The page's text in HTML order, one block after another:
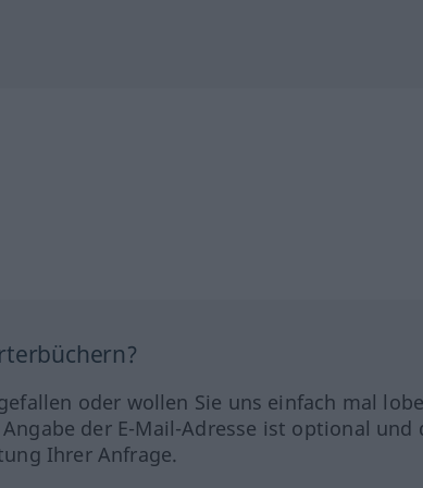
oder wollen Sie uns einfach mal
der E-Mail-Adresse ist optional und
Ihrer Anfrage.